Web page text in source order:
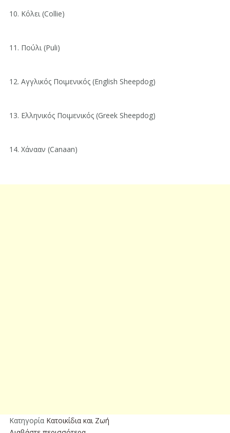
10. Κόλει (Collie)
11. Πούλι (Puli)
12. Αγγλικός Ποιμενικός (English Sheepdog)
13. Ελληνικός Ποιμενικός (Greek Sheepdog)
14. Χάνααν (Canaan)
Κατηγορία Κατοικίδια και Ζωή